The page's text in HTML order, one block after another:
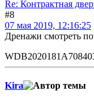
Re: Контрактная
#8
07 мая 2019, 12:16:25
Дренажи смотреть
Kira